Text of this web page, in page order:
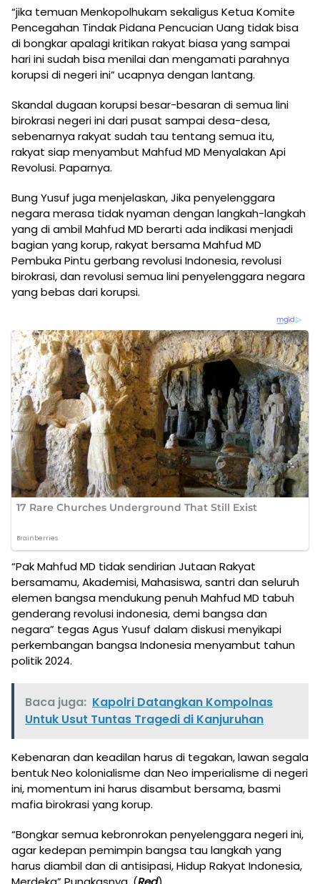
“jika temuan Menkopolhukam sekaligus Ketua Komite
Pencegahan Tindak Pidana Pencucian Uang tidak bisa
di bongkar apalagi kritikan rakyat biasa yang sampai
hari ini sudah bisa menilai dan mengamati parahnya
korupsi di negeri ini” ucapnya dengan lantang.
Skandal dugaan korupsi besar-besaran di semua lini
birokrasi negeri ini dari pusat sampai desa-desa,
sebenarnya rakyat sudah tau tentang semua itu,
rakyat siap menyambut Mahfud MD Menyalakan Api
Revolusi. Paparnya.
Bung Yusuf juga menjelaskan, Jika penyelenggara
negara merasa tidak nyaman dengan langkah-langkah
yang di ambil Mahfud MD berarti ada indikasi menjadi
bagian yang korup, rakyat bersama Mahfud MD
Pembuka Pintu gerbang revolusi Indonesia, revolusi
birokrasi, dan revolusi semua lini penyelenggara negara
yang bebas dari korupsi.
“Pak Mahfud MD tidak sendirian Jutaan Rakyat
bersamamu, Akademisi, Mahasiswa, santri dan seluruh
elemen bangsa mendukung penuh Mahfud MD tabuh
genderang revolusi indonesia, demi bangsa dan
negara” tegas Agus Yusuf dalam diskusi menyikapi
perkembangan bangsa Indonesia menyambut tahun
politik 2024.
Baca juga: Kapolri Datangkan Kompolnas
Untuk Usut Tuntas Tragedi di Kanjuruhan
Kebenaran dan keadilan harus di tegakan, lawan segala
bentuk Neo kolonialisme dan Neo imperialisme di negeri
ini, momentum ini harus disambut bersama, basmi
mafia birokrasi yang korup.
“Bongkar semua kebronrokan penyelenggara negeri ini,
agar kedepan pemimpin bangsa tau langkah yang
harus diambil dan di antisipasi, Hidup Rakyat Indonesia,